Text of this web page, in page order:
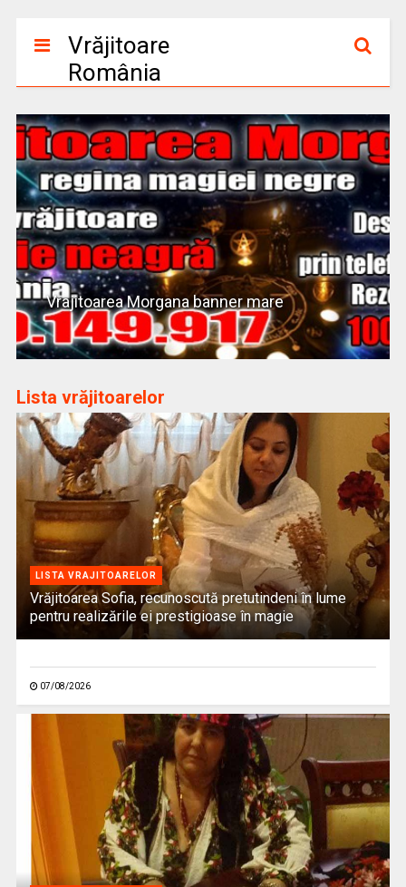
Vrăjitoare
România
Vrajitoarea Morgana banner mare
Lista vrăjitoarelor
LISTA VRAJITOARELOR
Vrăjitoarea Sofia, recunoscută pretutindeni în lume
pentru realizările ei prestigioase în magie
07/08/2026